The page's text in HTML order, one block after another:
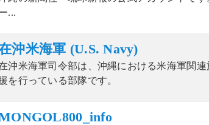
...
沖米海軍 (U.S. Navy)
沖米海軍司令部は、沖縄における米海軍関
を行っている部隊です。